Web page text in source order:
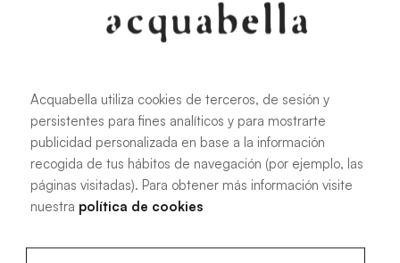
Acquabella utiliza cookies de terceros, de sesión y
persistentes para fines analíticos y para mostrarte
publicidad personalizada en base a la información
recogida de tus hábitos de navegación (por ejemplo, las
páginas visitadas). Para obtener más información visite
nuestra política de cookies